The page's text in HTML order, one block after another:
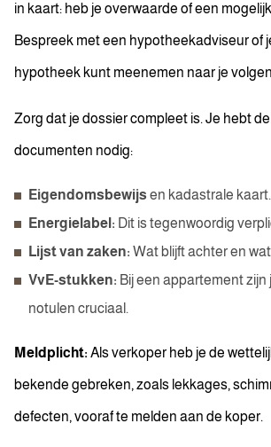
in kaart: heb je overwaarde of een
Bespreek met een hypotheekadviseur of
hypotheek kunt meenemen naar je
Zorg dat je dossier compleet is. Je hebt
documenten nodig:
Eigendomsbewijs en kadastrale kaart.
Energielabel: Dit is tegenwoordig
Lijst van zaken: Wat blijft achter en
VvE-stukken: Bij een appartement
notulen cruciaal.
Meldplicht: Als verkoper heb je de
bekende gebreken, zoals lekkages,
defecten, vooraf te melden aan de koper.